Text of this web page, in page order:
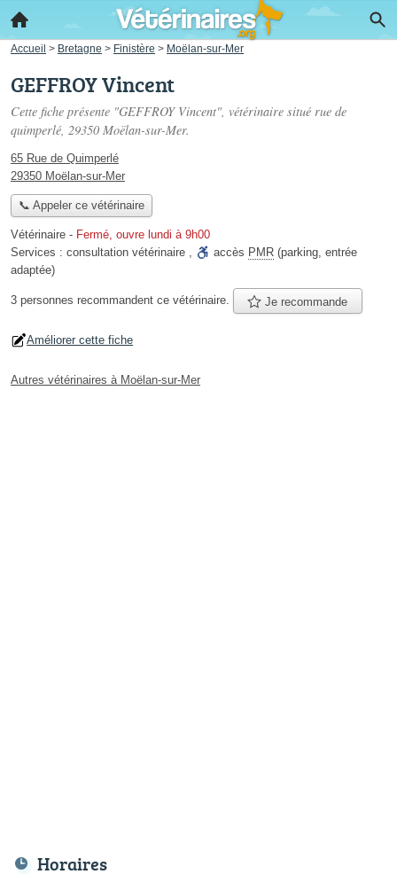
Accueil > Bretagne > Finistère > Moëlan-sur-Mer
GEFFROY Vincent
Cette fiche présente "GEFFROY Vincent", vétérinaire situé rue de
quimperlé, 29350 Moëlan-sur-Mer.
65 Rue de Quimperlé
29350 Moëlan-sur-Mer
📞 Appeler ce vétérinaire
Vétérinaire - Fermé, ouvre lundi à 9h00
Services : consultation vétérinaire , accès PMR (parking, entrée
adaptée)
3 personnes recommandent ce vétérinaire. Je recommande
Améliorer cette fiche
Autres vétérinaires à Moëlan-sur-Mer
Horaires